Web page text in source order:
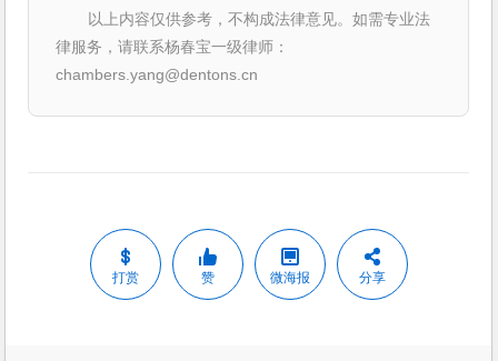
以上内容仅供参考，不构成法律意见。如需专业法
律服务，请联系杨春宝一级律师：
chambers.yang@dentons.cn
打赏 赞 微海报 分享